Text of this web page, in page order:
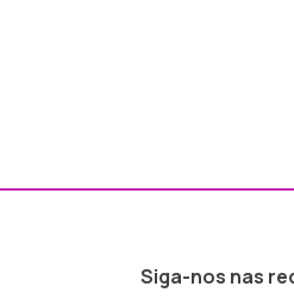
Siga-nos nas